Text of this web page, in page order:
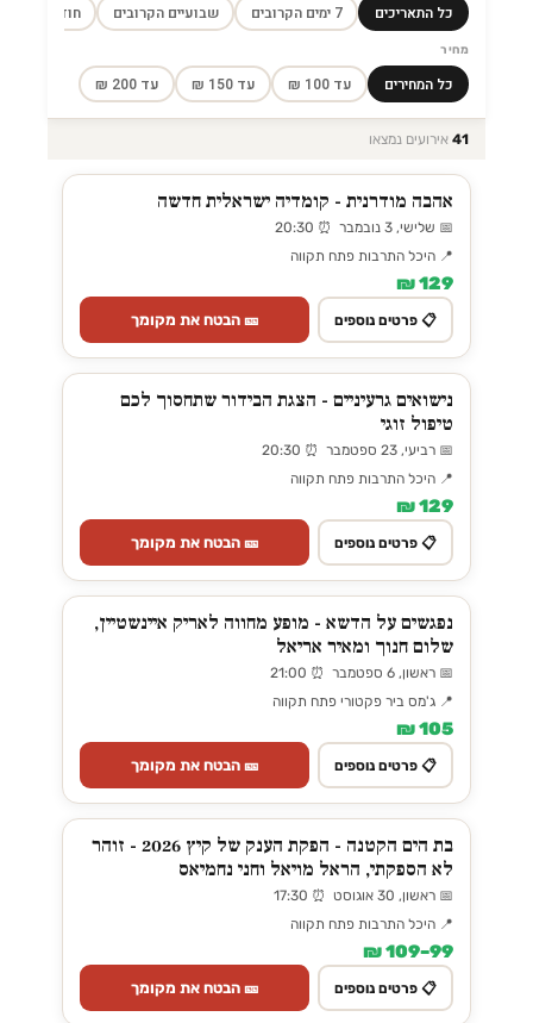
כל התאריכים 7 ימים הקרובים שבועיים הקרובים חודש הקרוב
מחיר
כל המחירים עד 100 ₪ עד 150 ₪ עד 200 ₪
41 אירועים נמצאו
אהבה מודרנית - קומדיה ישראלית חדשה
📅 שלישי, 3 נובמבר ⏰ 20:30
📍 היכל התרבות פתח תקווה
129 ₪
📋 פרטים נוספים 🎫 הבטח את מקומך
נישואים גרעיניים - הצגת הבידור שתחסוך לכם
טיפול זוגי
📅 רביעי, 23 ספטמבר ⏰ 20:30
📍 היכל התרבות פתח תקווה
129 ₪
📋 פרטים נוספים 🎫 הבטח את מקומך
נפגשים על הדשא - מופע מחווה לאריק איינשטיין,
שלום חנוך ומאיר אריאל
📅 ראשון, 6 ספטמבר ⏰ 21:00
📍 ג'מס ביר פקטורי פתח תקווה
105 ₪
📋 פרטים נוספים 🎫 הבטח את מקומך
בת הים הקטנה - הפקת הענק של קיץ 2026 - זוהר
לא הספקתי, הראל מויאל וחני נחמיאס
📅 ראשון, 30 אוגוסט ⏰ 17:30
📍 היכל התרבות פתח תקווה
99–109 ₪
📋 פרטים נוספים 🎫 הבטח את מקומך